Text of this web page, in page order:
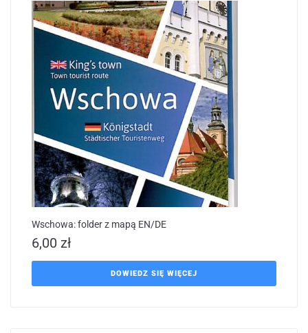
Wschowa: folder z mapą EN/DE
6,00 zł
DOWIEDZ SIĘ WIĘCEJ